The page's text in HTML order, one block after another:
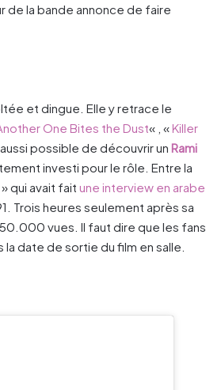
de la bande annonce de faire
et dingue. Elle y retrace le
One Bites the Dust« , «Killer
possible de découvrir un Rami
investi pour le rôle. Entre la
qui avait fait une interview en arabe
Trois heures seulement après sa
vues. Il faut dire que les fans
date de sortie du film en salle.